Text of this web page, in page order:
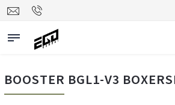
BOOSTER BGL1-V3